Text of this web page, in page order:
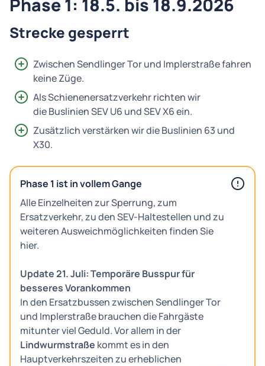
Phase 1: 18.5. bis 18.9.2026
Strecke gesperrt
Zwischen Sendlinger Tor und Implerstraße fahren
keine Züge.
Als Schienenersatzverkehr richten wir
die Buslinien SEV U6 und SEV X6 ein.
Zusätzlich verstärken wir die Buslinien 63 und
X30.
Phase 1 ist in vollem Gange
Alle Einzelheiten zur Sperrung, zum
Ersatzverkehr, zu den SEV-Haltestellen und zu
weiteren Ausweichmöglichkeiten finden Sie
hier.
Update 21. Juli: Temporäre Busspur für
besseres Vorankommen
In den Ersatzbussen zwischen Sendlinger Tor
und Implerstraße brauchen die Fahrgäste
mitunter viel Geduld. Vor allem in der
Lindwurmstraße kommt es in den
Hauptverkehrszeiten zu erheblichen